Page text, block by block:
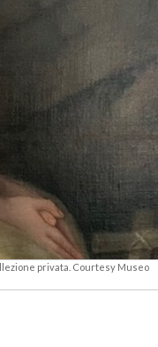
privata. Courtesy Museo